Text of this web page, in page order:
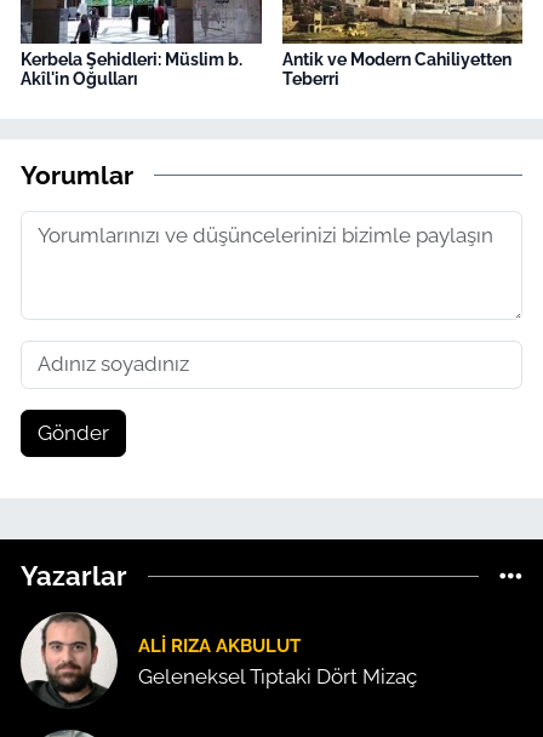
Kerbela Şehidleri: Müslim b.
Akîl'in Oğulları
Antik ve Modern Cahiliyetten
Teberri
Yorumlar
Gönder
Yazarlar
ALI RIZA AKBULUT
Geleneksel Tıptaki Dört Mizaç